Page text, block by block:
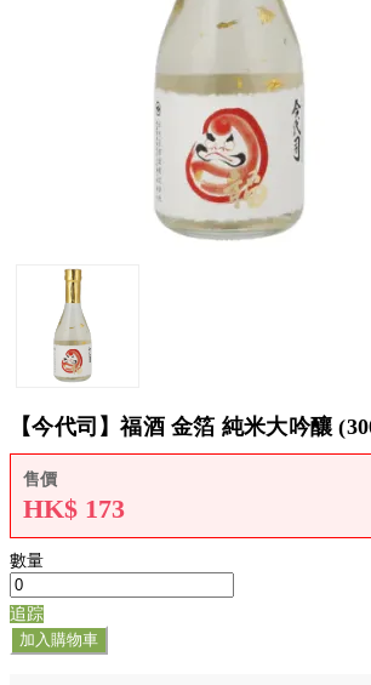
【今代司】福酒 金箔 純米大吟釀
售價
HK$ 173
數量
追踪
加入購物車